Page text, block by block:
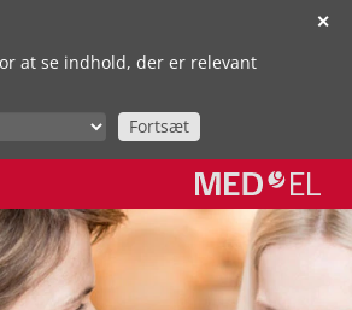
✕
at se indhold, der er relevant
Fortsæt